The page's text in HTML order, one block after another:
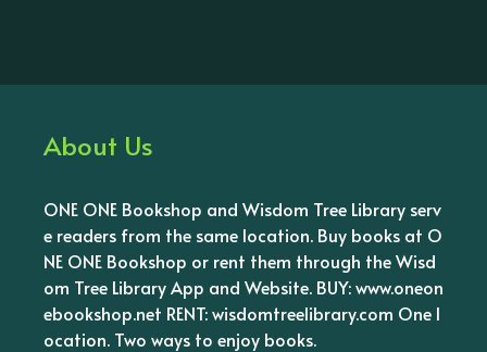
About Us
ONE ONE Bookshop and Wisdom Tree Library serv
e readers from the same location. Buy books at O
NE ONE Bookshop or rent them through the Wisd
om Tree Library App and Website. BUY: www.oneon
ebookshop.net RENT: wisdomtreelibrary.com One l
ocation. Two ways to enjoy books.